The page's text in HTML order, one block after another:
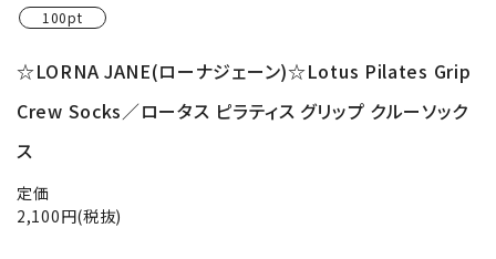
100pt
☆LORNA JANE(ローナジェーン)☆Lotus Pilates Grip
Crew Socks／ロータス ピラティス グリップ クルーソック
ス
定価
2,100円(税抜)